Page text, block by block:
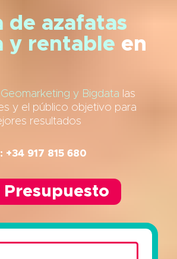
de azafatas
y rentable en
Geomarketing y Bigdata las
y el público objetivo para
resultados
+34 917 815 680